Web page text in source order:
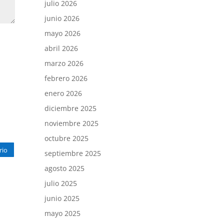
julio 2026
junio 2026
mayo 2026
abril 2026
marzo 2026
febrero 2026
enero 2026
diciembre 2025
noviembre 2025
octubre 2025
septiembre 2025
agosto 2025
julio 2025
junio 2025
mayo 2025